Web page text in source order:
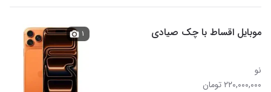
موبایل اقساط با چک صیادی
نو
۲۲۰,۰۰۰,۰۰۰ تومان
۱